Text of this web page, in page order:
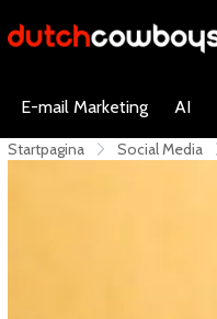
E-mail Marketing AI
Startpagina Social Media